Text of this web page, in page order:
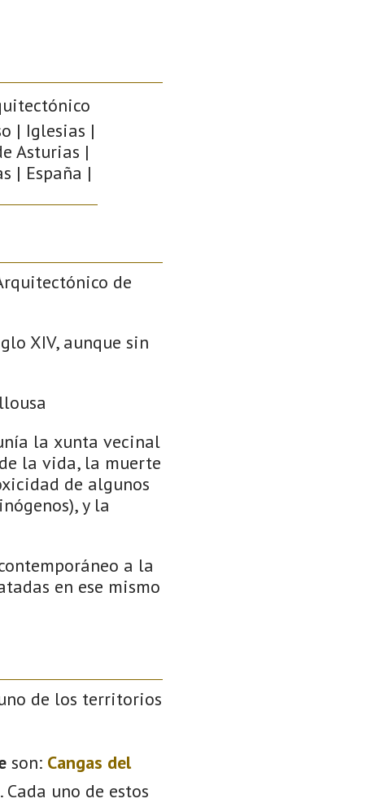
| Iglesias |
Asturias |
| España |
de
XIV, aunque sin
la xunta vecinal
la vida, la muerte
de algunos
y la
a la
en ese mismo
de los territorios
son: Cangas del
. Cada uno de estos